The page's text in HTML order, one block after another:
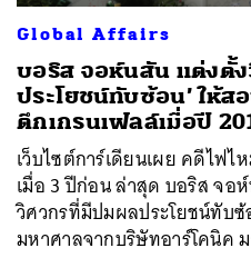
Global Affairs
บอริส จอห์นสัน แต่งตั้ง
ประโยชน์ทับซ้อน’ ให้
ตึกเกรนเฟลล์เมื่อปี
เว็บไซต์การ์เดียนเผย คดีไฟ
เมื่อ 3 ปีก่อน ล่าสุด บอริส จอ
วิศวกรที่มีปมผลประโยชน์ทับซ้
มหาศาลจากบริษัทอาร์โคนิค